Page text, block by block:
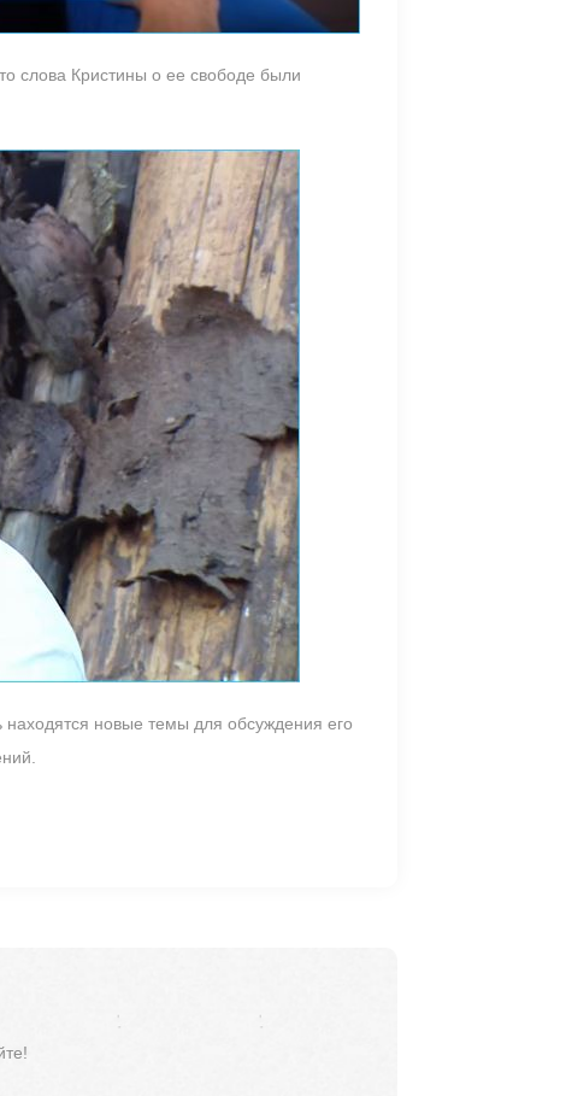
слова Кристины о ее свободе были
новые темы для обсуждения его